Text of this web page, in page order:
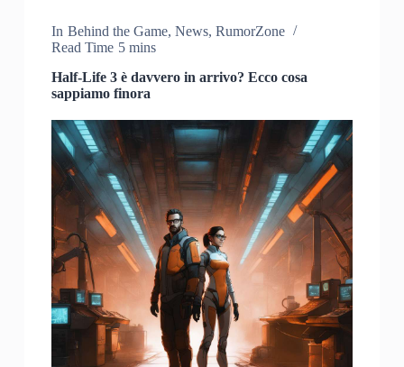
In Behind the Game, News, RumorZone
Read Time 5 mins
Half-Life 3 è davvero in arrivo? Ecco cosa
sappiamo finora